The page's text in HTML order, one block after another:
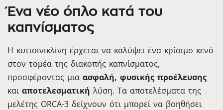
Ένα νέο όπλο κατά του
καπνίσματος
Η κυτισινικλίνη έρχεται να καλύψει ένα κρίσιμο κενό
στον τομέα της διακοπής καπνίσματος,
προσφέροντας μια ασφαλή, φυσικής προέλευσης
και αποτελεσματική λύση. Τα αποτελέσματα της
μελέτης ORCA-3 δείχνουν ότι μπορεί να βοηθήσει